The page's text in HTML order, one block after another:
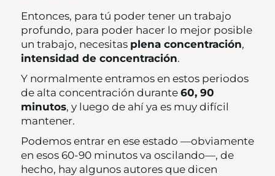
Entonces, para tú poder tener un trabajo
profundo, para poder hacer lo mejor posible
un trabajo, necesitas plena concentración,
intensidad de concentración.
Y normalmente entramos en estos periodos
de alta concentración durante 60, 90
minutos, y luego de ahí ya es muy difícil
mantener.
Podemos entrar en ese estado —obviamente
en esos 60-90 minutos va oscilando—, de
hecho, hay algunos autores que dicen